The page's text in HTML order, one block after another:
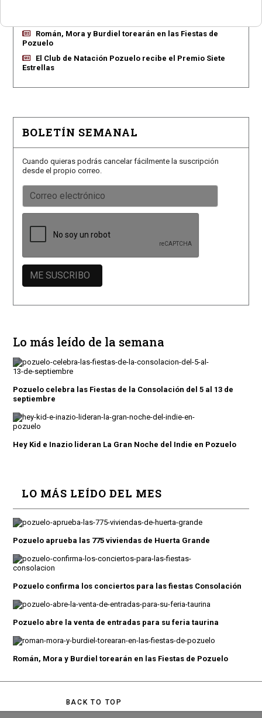
Román, Mora y Burdiel torearán en las Fiestas de
Pozuelo
El Club de Natación Pozuelo recibe el Premio Siete
Estrellas
BOLETÍN SEMANAL
Cuando quieras podrás cancelar fácilmente la suscripción
desde el propio correo.
Lo más leído de la semana
Pozuelo celebra las Fiestas de la Consolación del 5 al 13 de
septiembre
Hey Kid e Inazio lideran La Gran Noche del Indie en Pozuelo
LO MÁS LEÍDO DEL MES
Pozuelo aprueba las 775 viviendas de Huerta Grande
Pozuelo confirma los conciertos para las fiestas Consolación
Pozuelo abre la venta de entradas para su feria taurina
Román, Mora y Burdiel torearán en las Fiestas de Pozuelo
BACK TO TOP